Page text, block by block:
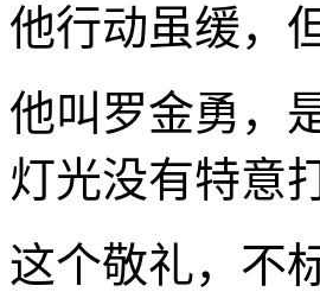
他行动虽缓，
他叫罗金勇，
灯光没有特意
这个敬礼，不